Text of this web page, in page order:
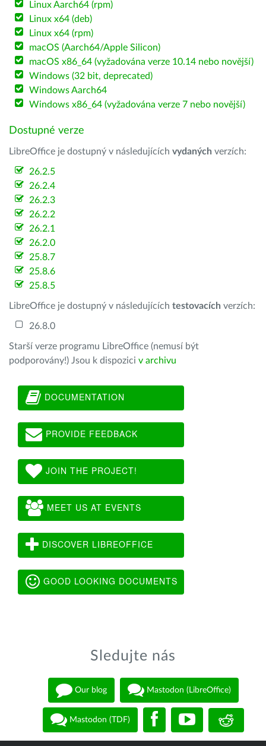
Linux Aarch64 (rpm)
Linux x64 (deb)
Linux x64 (rpm)
macOS (Aarch64/Apple Silicon)
macOS x86_64 (vyžadována verze 10.14 nebo novější)
Windows (32 bit, deprecated)
Windows Aarch64
Windows x86_64 (vyžadována verze 7 nebo novější)
Dostupné verze
LibreOffice je dostupný v následujících vydaných verzích:
26.2.5
26.2.4
26.2.3
26.2.2
26.2.1
26.2.0
25.8.7
25.8.6
25.8.5
LibreOffice je dostupný v následujících testovacích verzích:
26.8.0
Starší verze programu LibreOffice (nemusí být
podporovány!) Jsou k dispozici v archivu
DOCUMENTATION
PROVIDE FEEDBACK
JOIN THE PROJECT!
MEET US AT EVENTS
DISCOVER LIBREOFFICE
GOOD LOOKING DOCUMENTS
Sledujte nás
Our blog Mastodon (LibreOffice)
Mastodon (TDF)